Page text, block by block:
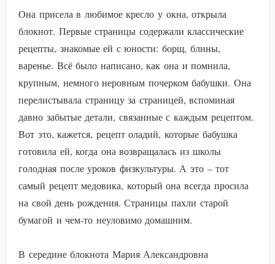
Она присела в любимое кресло у окна, открыла
блокнот. Первые страницы содержали классические
рецепты, знакомые ей с юности: борщ, блины,
варенье. Всё было написано, как она и помнила,
крупным, немного неровным почерком бабушки. Она
перелистывала страницу за страницей, вспоминая
давно забытые детали, связанные с каждым рецептом.
Вот это, кажется, рецепт оладий, которые бабушка
готовила ей, когда она возвращалась из школы
голодная после уроков физкультуры. А это – тот
самый рецепт медовика, который она всегда просила
на свой день рождения. Страницы пахли старой
бумагой и чем-то неуловимо домашним.
В середине блокнота Мария Александровна